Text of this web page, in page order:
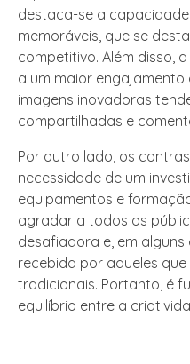
destaca-se a
memoráveis, que se
competitivo. Além disso,
a um maior engajamento
imagens inovadoras
compartilhadas e
Por outro lado, os
necessidade de um
equipamentos e
agradar a todos os
desafiadora e, em
recebida por aqueles
tradicionais. Portanto, é
equilíbrio entre a